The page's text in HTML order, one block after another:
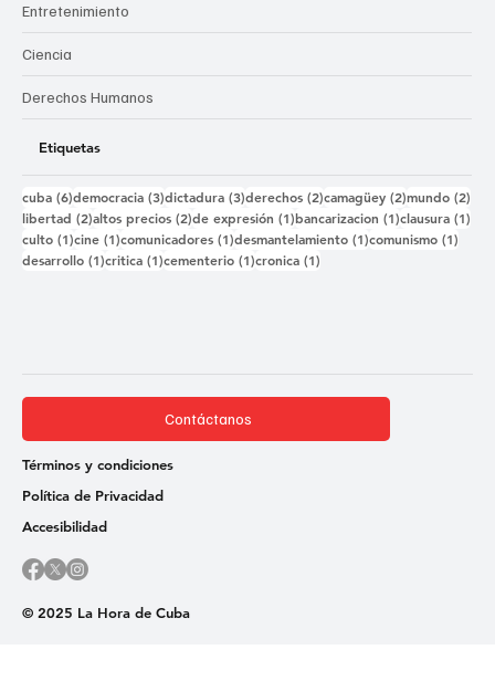
Entretenimiento
Ciencia
Derechos Humanos
Etiquetas
cuba (6)6 entradas
democracia (3)3 entradas
dictadura (3)3 entradas
derechos (2)2 entradas
camagüey (2)2 entradas
mundo (2)
libertad (2)2 entradas
altos precios (2)2 entradas
de expresión (1)1 entrada
bancarizacion (1)1 entrada
clausura (1)
culto (1)1 entrada
cine (1)1 entrada
comunicadores (1)1 entrada
desmantelamiento (1)1 entrada
comunismo (1)
desarrollo (1)1 entrada
critica (1)1 entrada
cementerio (1)1 entrada
cronica (1)
© 2025 La Hora de Cuba
Contáctanos
Términos y condiciones
Política de Privacidad
Accesibilidad